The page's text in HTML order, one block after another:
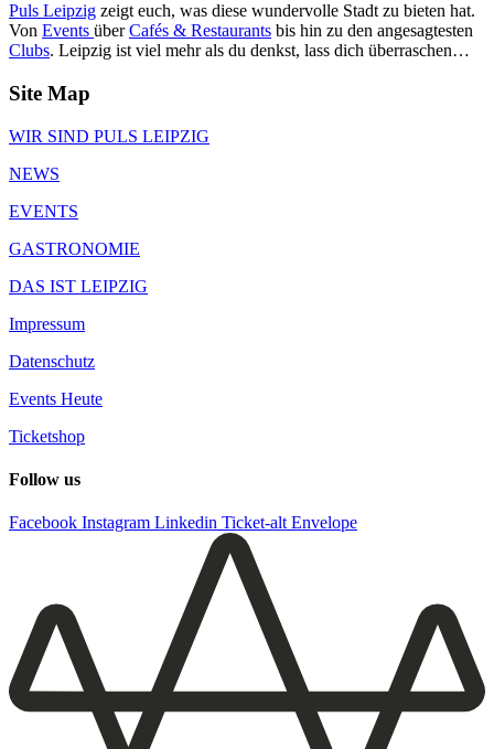
Puls Leipzig zeigt euch, was diese wundervolle Stadt zu bieten hat.
Von Events überCafés & Restaurants bis hin zu den angesagtesten
Clubs. Leipzig ist viel mehr als du denkst, lass dich überraschen…
Site Map
WIR SIND PULS LEIPZIG
NEWS
EVENTS
GASTRONOMIE
DAS IST LEIPZIG
Impressum
Datenschutz
Events Heute
Ticketshop
Follow us
Facebook Instagram Linkedin Ticket-alt Envelope